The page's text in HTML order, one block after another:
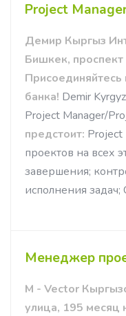
Project
Демир Кыргыз
Бишкек,
банка! Demir
Project Manager/
предстоит:
проектов на всех
завершения;
исполнения задач;
Менеджер
M - Vector
улица, 195 месяц